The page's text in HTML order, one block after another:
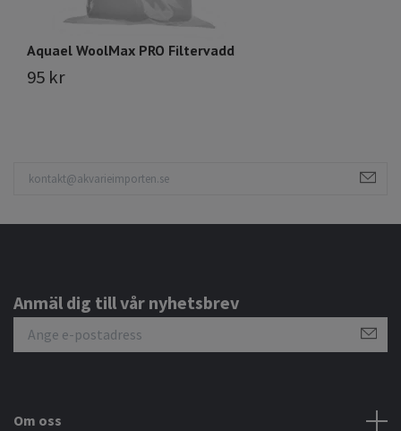
Aquael WoolMax PRO Filtervadd
95 kr
Anmäl dig till vår nyhetsbrev
Om oss